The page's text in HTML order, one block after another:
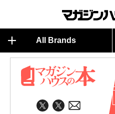
All Brands